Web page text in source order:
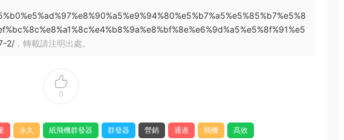
2/ ，轉載請注明出處。
0
永久 紙飛機群發器 群發器 營銷 通過 飛機 高效